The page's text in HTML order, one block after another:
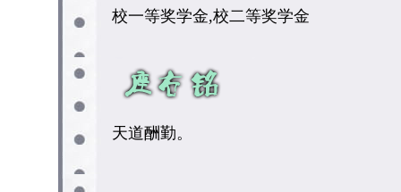
校一等奖学金,校二等奖学金
天道酬勤。